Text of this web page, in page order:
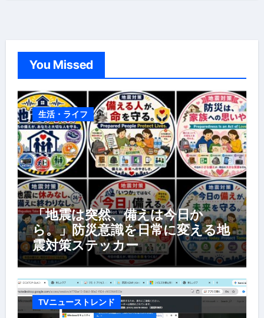
You Missed
生活・ライフ
「地震は突然、備えは今日か
ら。」防災意識を日常に変える地
震対策ステッカー
TVニューストレンド